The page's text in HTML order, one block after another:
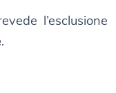
l’esclusione
.